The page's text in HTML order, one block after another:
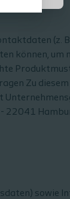
(z.
können, um
Zu diesem
22041
sowie